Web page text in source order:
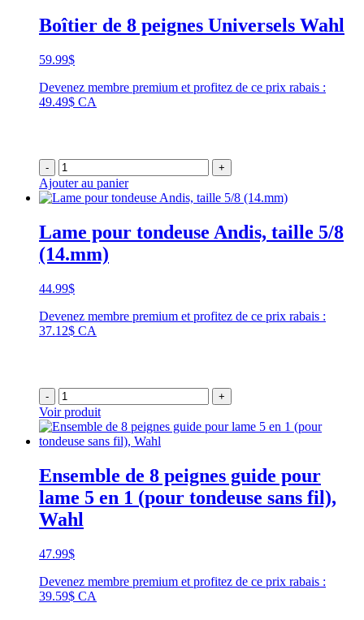
Boîtier de 8 peignes Universels Wahl
59.99$
Devenez membre premium et profitez de ce prix rabais :
49.49$ CA
- +
Ajouter au panier
Lame pour tondeuse Andis, taille 5/8
(14.mm)
44.99$
Devenez membre premium et profitez de ce prix rabais :
37.12$ CA
- +
Voir produit
Ensemble de 8 peignes guide pour
lame 5 en 1 (pour tondeuse sans fil),
Wahl
47.99$
Devenez membre premium et profitez de ce prix rabais :
39.59$ CA